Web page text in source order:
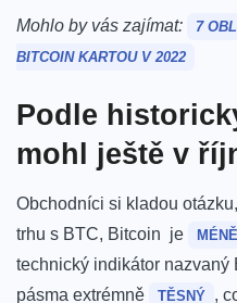
Mohlo by vás zajímat:
7
BITCOIN KARTOU V 2022
Podle
mohl ještě v
Obchodníci si kladou
trhu s BTC, Bitcoin je
technický indikátor nazvaný
pásma extrémně
TĚSNÝ ,